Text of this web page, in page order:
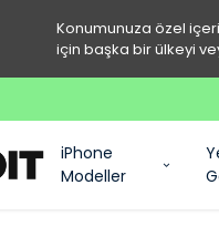
Konumunuza özel
için başka bir ülkeyi
iPhone
Modeller